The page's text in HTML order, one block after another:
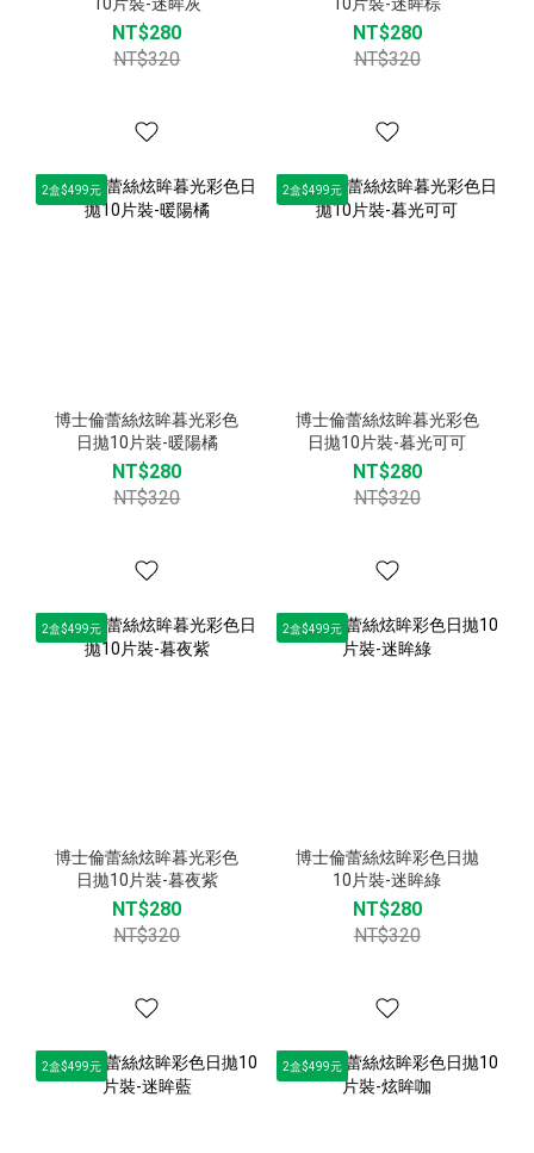
NT$280
NT$320
NT$280
NT$320
2盒$499元
博士倫蕾絲炫眸暮光彩色
日拋10片裝-暖陽橘
NT$280
NT$320
2盒$499元
博士倫蕾絲炫眸暮光彩色
日拋10片裝-暮光可可
NT$280
NT$320
2盒$499元
博士倫蕾絲炫眸暮光彩色
日拋10片裝-暮夜紫
NT$280
NT$320
2盒$499元
博士倫蕾絲炫眸彩色日拋
10片裝-迷眸綠
NT$280
NT$320
2盒$499元 2盒$499元